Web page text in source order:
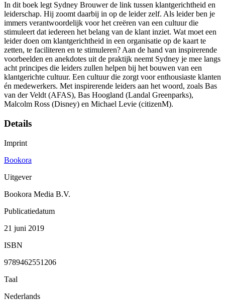
In dit boek legt Sydney Brouwer de link tussen klantgerichtheid en
leiderschap. Hij zoomt daarbij in op de leider zelf. Als leider ben je
immers verantwoordelijk voor het creëren van een cultuur die
stimuleert dat iedereen het belang van de klant inziet. Wat moet een
leider doen om klantgerichtheid in een organisatie op de kaart te
zetten, te faciliteren en te stimuleren? Aan de hand van inspirerende
voorbeelden en anekdotes uit de praktijk neemt Sydney je mee langs
acht principes die leiders zullen helpen bij het bouwen van een
klantgerichte cultuur. Een cultuur die zorgt voor enthousiaste klanten
én medewerkers. Met inspirerende leiders aan het woord, zoals Bas
van der Veldt (AFAS), Bas Hoogland (Landal Greenparks),
Malcolm Ross (Disney) en Michael Levie (citizenM).
Details
Imprint
Bookora
Uitgever
Bookora Media B.V.
Publicatiedatum
21 juni 2019
ISBN
9789462551206
Taal
Nederlands